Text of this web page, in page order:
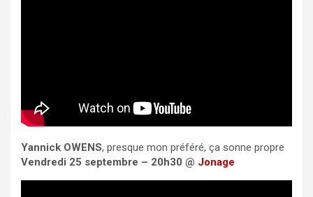
Yannick OWENS, presque mon préféré, ça sonne propre
Vendredi 25 septembre – 20h30 @ Jonage